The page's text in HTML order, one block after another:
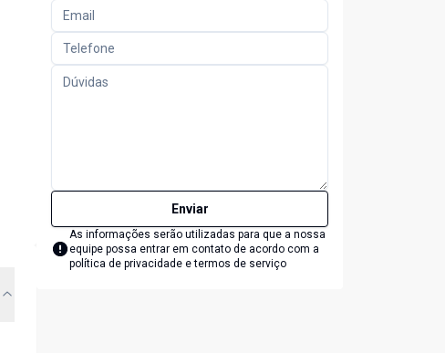
Enviar
As informações serão utilizadas para que a nossa
equipe possa entrar em contato de acordo com a
política de privacidade e termos de serviço